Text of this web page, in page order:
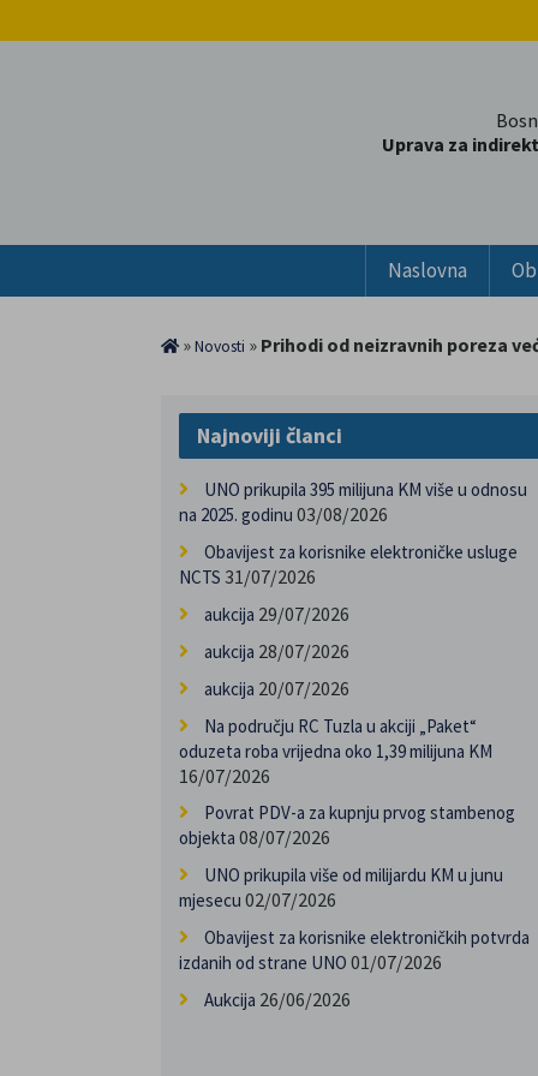
Uprava za
Naslovna
»Novosti » Prihodi od neizravnih poreza
Najnoviji članci
UNO prikupila 395 milijuna KM više u odnosu
na 2025. godinu 03/08/2026
Obavijest za korisnike elektroničke usluge
NCTS 31/07/2026
aukcija 29/07/2026
aukcija 28/07/2026
aukcija 20/07/2026
Na području RC Tuzla u akciji „Paket“
oduzeta roba vrijedna oko 1,39 milijuna KM
16/07/2026
Povrat PDV-a za kupnju prvog stambenog
objekta 08/07/2026
UNO prikupila više od milijardu KM u junu
mjesecu 02/07/2026
Obavijest za korisnike elektroničkih potvrda
izdanih od strane UNO 01/07/2026
Aukcija 26/06/2026